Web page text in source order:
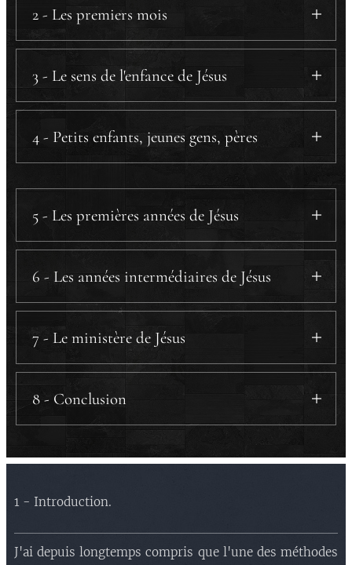
2 - Les premiers mois
3 - Le sens de l'enfance de Jésus
4 - Petits enfants, jeunes gens, pères
b) Jeunes gens.
c) Pères.
5 - Les premières années de Jésus
a) La sortie de l'Egypte.
b) Le temple.
6 - Les années intermédiaires de Jésus
7 - Le ministère de Jésus
8 - Conclusion
b) Confirmation de l'épitre aux Hébreux.
remplacent pas.
1 - Introduction.
J'ai depuis longtemps compris que l'une des méthodes